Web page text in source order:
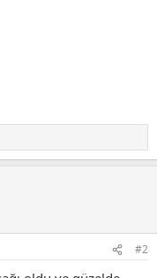
#2